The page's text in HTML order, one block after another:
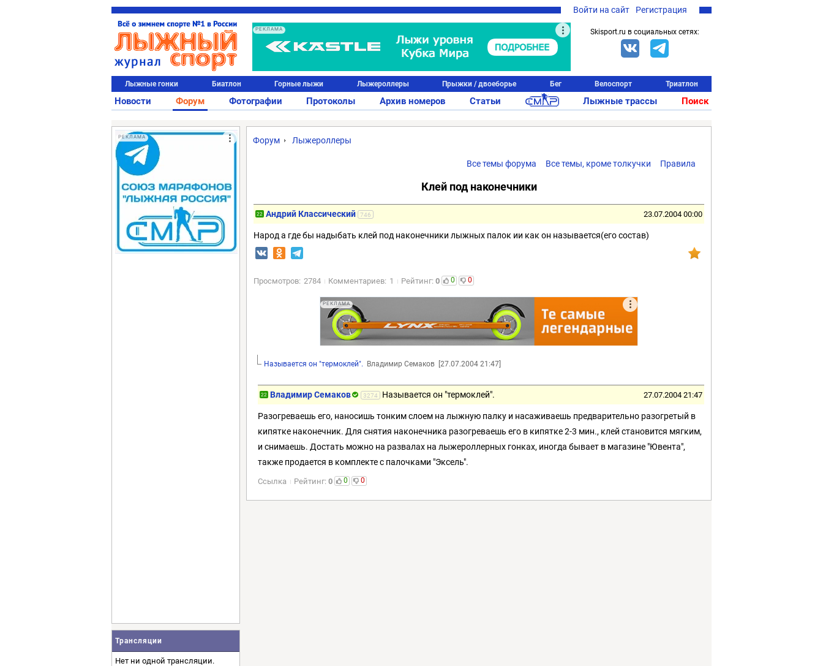
Войти на сайт Регистрация
РЕКЛАМА Skisport.ru в социальных сетях:
Лыжные гонки Биатлон Горные лыжи Лыжероллеры Прыжки / двоеборье Бег Велоспорт Триатлон
Новости Форум Фотографии Протоколы Архив номеров Статьи Лыжные трассы Поиск
РЕКЛАМА
Трансляции
Нет ни одной трансляции.
Форум Лыжероллеры
Правила
Все темы, кроме толкучки
Все темы форума
Клей под наконечники
22 Андрий Классический 746 23.07.2004 00:00
Народ а где бы надыбать клей под наконечники лыжных палок ии как он называется(его состав)
Просмотров: 2784 Комментариев: 1 Рейтинг:0 0 0
РЕКЛАМА
Называется он "термоклей". Владимир Семаков [27.07.2004 21:47]
22 Владимир Семаков 3274 Называется он "термоклей". 27.07.2004 21:47
Разогреваешь его, наносишь тонким слоем на лыжную палку и насаживаешь предварительно разогретый в
кипятке наконечник. Для снятия наконечника разогреваешь его в кипятке 2-3 мин., клей становится мягким,
и снимаешь. Достать можно на развалах на лыжероллерных гонках, иногда бывает в магазине "Ювента",
также продается в комплекте с палочками "Эксель".
Ссылка Рейтинг:0 0 0